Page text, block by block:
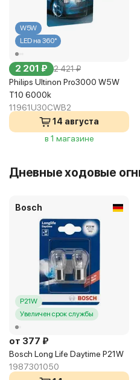
W5W
LED на 360°
2 201 ₽ 2 421 ₽
Philips Ultinon Pro3000 W5W
T10 6000k
11961U30CWB2
14 августа
в 1 магазине
Дневные ходовые
Bosch
P21W
Увеличен срок службы
от 377 ₽
Bosch Long Life Daytime P21W
1987301050